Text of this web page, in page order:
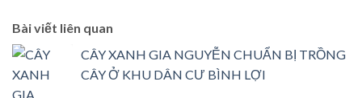
Bài viết liên quan
CÂY XANH GIA NGUYỄN CHUẨN BỊ TRỒNG
CÂY Ở KHU DÂN CƯ BÌNH LỢI